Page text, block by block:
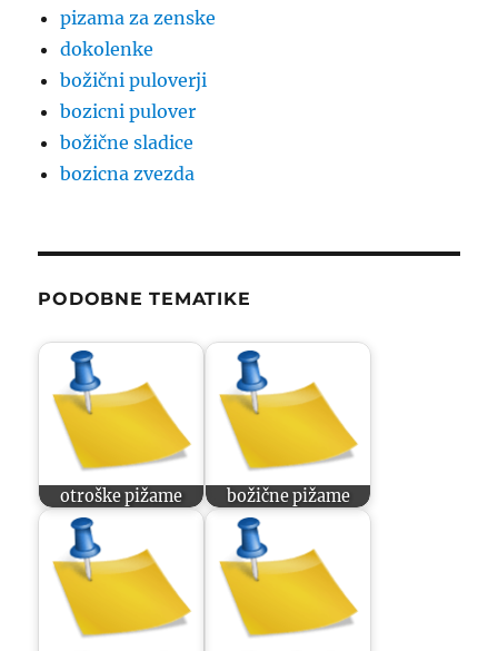
pizama za zenske
dokolenke
božični puloverji
bozicni pulover
božične sladice
bozicna zvezda
PODOBNE TEMATIKE
otroške pižame božične pižame